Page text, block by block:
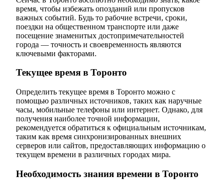
время, чтобы избежать опозданий или пропусков
важных событий. Будь то рабочие встречи, сроки,
поездки на общественном транспорте или даже
посещение знаменитых достопримечательностей
города — точность и своевременность являются
ключевыми факторами.
Текущее время в Торонто
Определить текущее время в Торонто можно с
помощью различных источников, таких как наручные
часы, мобильные телефоны или интернет. Однако, для
получения наиболее точной информации,
рекомендуется обратиться к официальным источникам,
таким как время синхронизированных внешних
серверов или сайтов, предоставляющих информацию о
текущем времени в различных городах мира.
Необходимость знания времени в Торонто